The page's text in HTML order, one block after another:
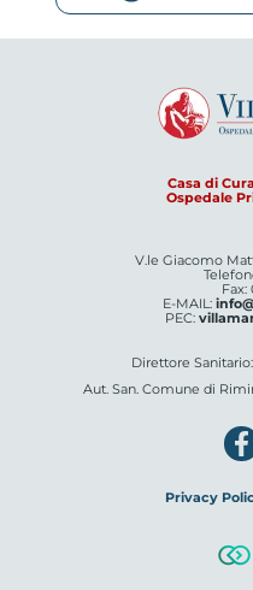
Casa di
Ospedale
V.le Giacomo
Fax:
E-MAIL:
PEC:
Direttore Sanitario:
Aut. San. Comune di
Privacy